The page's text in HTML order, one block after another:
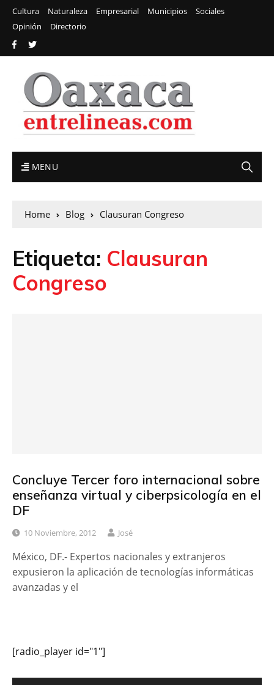
Cultura Naturaleza Empresarial Municipios
Sociales
Opinión
Directorio
MENU
Home Blog Clausuran Congreso
Etiqueta: Clausuran
Congreso
Concluye Tercer foro internacional sobre
enseñanza virtual y ciberpsicología en el
DF
10 Noviembre, 2012 José
México, DF.- Expertos nacionales y extranjeros
expusieron la aplicación de tecnologías informáticas
avanzadas y el
[radio_player id="1"]